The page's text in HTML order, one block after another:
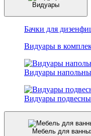
Видуары
Бачки для
Видуары в
Видуары
Видуары
Мебель для